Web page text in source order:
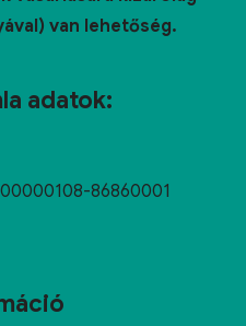
van lehetőség.
adatok:
86860001